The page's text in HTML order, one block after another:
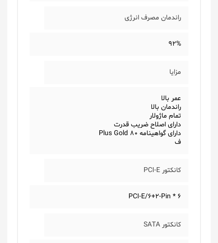
راندمان مصرف انرژی
92%
مزایا
عمر بالا
راندمان بالا
تمام ماژولار
دارای اصلاح ضریب قدرت
دارای گواهینامه 80 Plus Gold
ف
کانکتور PCI-E
6 * PCI-E/6+2-Pin
کانکتور SATA